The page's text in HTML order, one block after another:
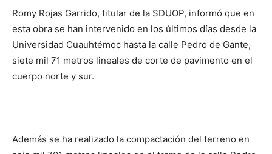
Romy Rojas Garrido, titular de la SDUOP, informó que en
esta obra se han intervenido en los últimos días desde la
Universidad Cuauhtémoc hasta la calle Pedro de Gante,
siete mil 71 metros lineales de corte de pavimento en el
cuerpo norte y sur.
Además se ha realizado la compactación del terreno en